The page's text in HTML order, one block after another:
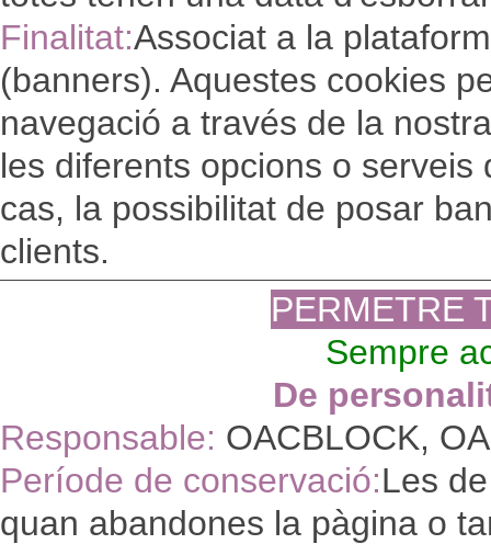
Finalitat:Associat a la
(banners). Aquestes cookies
navegació a través de la
les diferents opcions o serveis
cas, la possibilitat de posar
clients.
PERMETRE
Sempre
De
Responsable: OACBLOCK,
Període de conservació:Les
quan abandones la pàgina o